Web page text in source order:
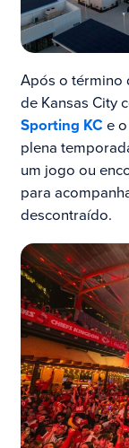
Após o término
de Kansas City
Sporting KC e o
plena
um jogo ou
para
descontraído.